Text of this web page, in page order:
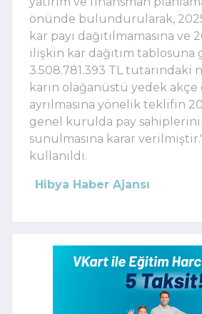
önünde bulundurularak,
kar payı dağıtılmamasına ve
ilişkin kar dağıtım tablosuna
3.508.781.393 TL tutarındaki
karın olağanüstü yedek akçe
ayrılmasına yönelik teklifin
genel kurulda pay
sunulmasına karar
kullanıldı.
Hibya Haber Ajansı